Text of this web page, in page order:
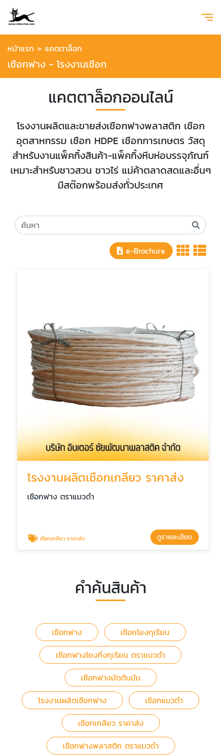
หน้าแรก » แคตตาล็อก
เชือกฟาง - โรงงานเชือก
แคตตาล็อกออนไลน์
โรงงานผลิตและขายส่งเชือกฟางพลาสติก เชือก
อุตสาหกรรม เชือก HDPE เชือกการเกษตร วัสดุ
สำหรับงานแพ็คกิ้งสินค้า-แพ็คกิ้งหีบห่อบรรจุภัณฑ์
เหมาะสำหรับชาวสวน ชาวไร่ แม่ค้าตลาดสดและอื่นๆ
มีสต๊อกพร้อมส่งทั่วประเทศ
e-Brochure
โรงงานผลิตเชือกเกลียว ราคาส่ง
เชือกฟาง ตราแมวดำ
เชือกเกลียว ราคาส่ง ดูรายละเอียด
คำค้นสินค้า
เชือกฟาง
เชือกโยงทุเรียน
เชือกฟางโยงกิ่งทุเรียน ตราแมวดำ
เชือกฟางมัดต้นมัน
โรงงานผลิตเชือกฟาง
เชือกแมวดำ
เชือกเกลียว ราคาส่ง
เชือกฟางพลาสติก ตราแมวดำ